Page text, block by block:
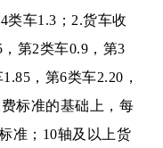
类车1.3；2.货车收
第2类车0.9，第3
，第6类车2.20，
标准的基础上，每
准；10轴及以上货